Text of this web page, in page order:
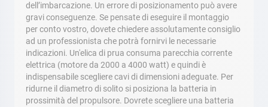
dell’imbarcazione. Un errore di posizionamento può avere
gravi conseguenze. Se pensate di eseguire il montaggio
per conto vostro, dovete chiedere assolutamente consiglio
ad un professionista che potrà fornirvi le necessarie
indicazioni. Un'elica di prua consuma parecchia corrente
elettrica (motore da 2000 a 4000 watt) e quindi è
indispensabile scegliere cavi di dimensioni adeguate. Per
ridurne il diametro di solito si posiziona la batteria in
prossimità del propulsore. Dovrete scegliere una batteria